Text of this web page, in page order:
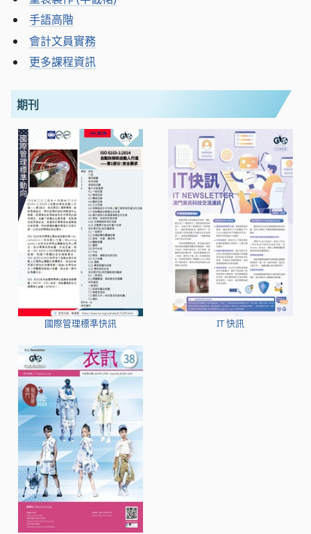
手語高階
會計文員實務
更多課程資訊
期刊
國際管理標準快訊 IT 快訊